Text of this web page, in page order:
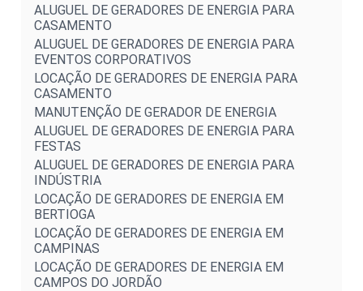
ALUGUEL DE GERADORES DE ENERGIA PARA
CASAMENTO
ALUGUEL DE GERADORES DE ENERGIA PARA
EVENTOS CORPORATIVOS
LOCAÇÃO DE GERADORES DE ENERGIA PARA
CASAMENTO
MANUTENÇÃO DE GERADOR DE ENERGIA
ALUGUEL DE GERADORES DE ENERGIA PARA
FESTAS
ALUGUEL DE GERADORES DE ENERGIA PARA
INDÚSTRIA
LOCAÇÃO DE GERADORES DE ENERGIA EM
BERTIOGA
LOCAÇÃO DE GERADORES DE ENERGIA EM
CAMPINAS
LOCAÇÃO DE GERADORES DE ENERGIA EM
CAMPOS DO JORDÃO